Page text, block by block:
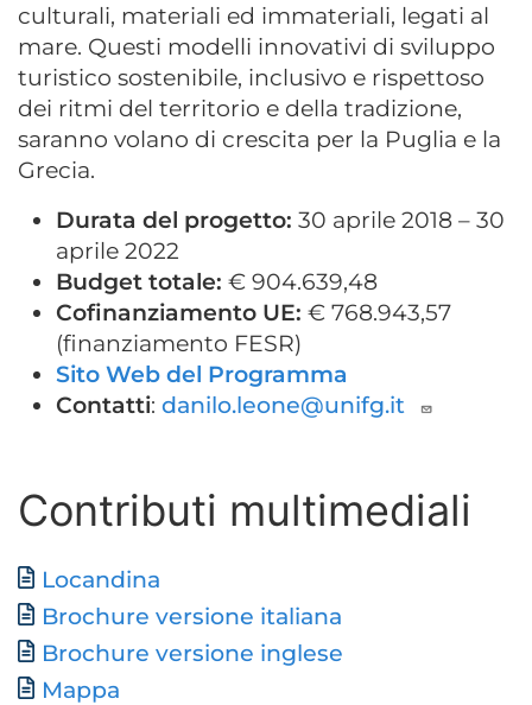
culturali, materiali ed immateriali, legati al
mare. Questi modelli innovativi di sviluppo
turistico sostenibile, inclusivo e rispettoso
dei ritmi del territorio e della tradizione,
saranno volano di crescita per la Puglia e la
Grecia.
Durata del progetto: 30 aprile 2018 – 30
aprile 2022
Budget totale: € 904.639,48
Cofinanziamento UE: € 768.943,57
(finanziamento FESR)
Sito Web del Programma
Contatti: danilo.leone@unifg.it
Contributi multimediali
Document
Locandina
Brochure versione italiana
Brochure versione inglese
Mappa